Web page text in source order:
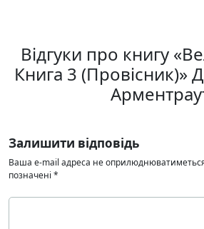
Відгуки про книгу
Книга 3 (Провісник)»
Залишити відповідь
Ваша e-mail адреса не
позначені *